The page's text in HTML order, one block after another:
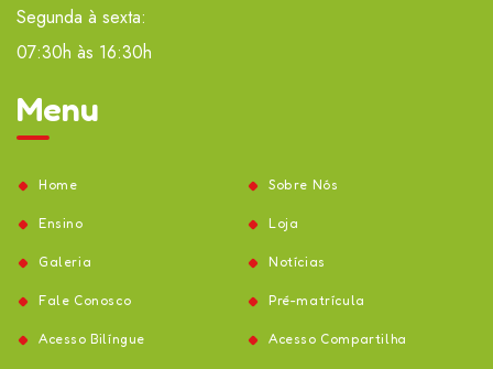
Segunda à sexta:
07:30h às 16:30h
Menu
Home Sobre Nós
Ensino Loja
Galeria Notícias
Fale Conosco Pré-matrícula
Acesso Bilíngue Acesso Compartilha